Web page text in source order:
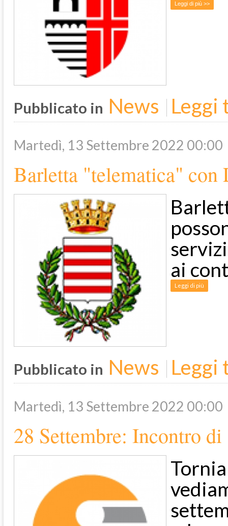
Leggi di più >>
Pubblicato in News Leggi
Martedì, 13 Settembre 2022 00:00
Barletta "telematica"
ai
Leggi di più
Pubblicato in News Leggi
Martedì, 13 Settembre 2022 00:00
28 Settembre: Incontro